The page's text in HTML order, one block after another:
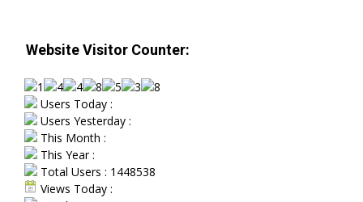
Website Visitor Counter:
Users Today :
Users Yesterday :
This Month :
This Year :
Total Users : 1448538
Views Today :